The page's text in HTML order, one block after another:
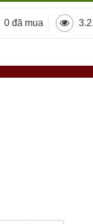
0 đã mua